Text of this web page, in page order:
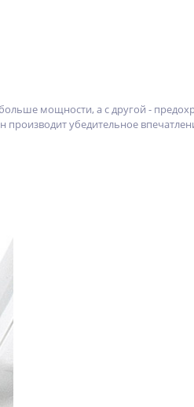
мощности, а с другой -
производит убедительное